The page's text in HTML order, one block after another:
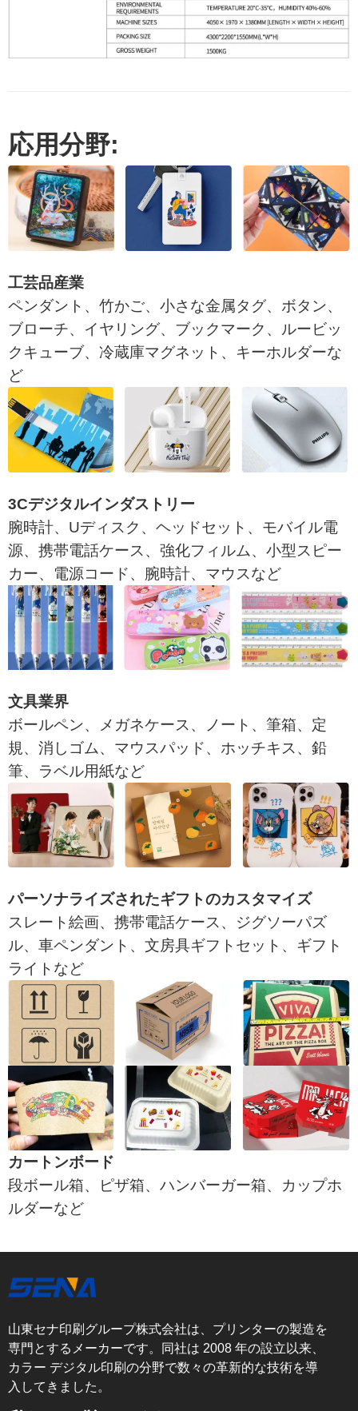
応用分野:
工芸品産業
ペンダント、竹かご、小さな金属タグ、ボタン、
ブローチ、イヤリング、ブックマーク、ルービッ
クキューブ、冷蔵庫マグネット、キーホルダーな
ど
3Cデジタルインダストリー
腕時計、Uディスク、ヘッドセット、モバイル電
源、携帯電話ケース、強化フィルム、小型スピー
カー、電源コード、腕時計、マウスなど
文具業界
ボールペン、メガネケース、ノート、筆箱、定
規、消しゴム、マウスパッド、ホッチキス、鉛
筆、ラベル用紙など
パーソナライズされたギフトのカスタマイズ
スレート絵画、携帯電話ケース、ジグソーパズ
ル、車ペンダント、文房具ギフトセット、ギフト
ライトなど
カートンボード
段ボール箱、ピザ箱、ハンバーガー箱、カップホ
ルダーなど
山東セナ印刷グループ株式会社は、プリンターの製造を
専門とするメーカーです。同社は 2008 年の設立以来、
カラー デジタル印刷の分野で数々の革新的な技術を導
入してきました。